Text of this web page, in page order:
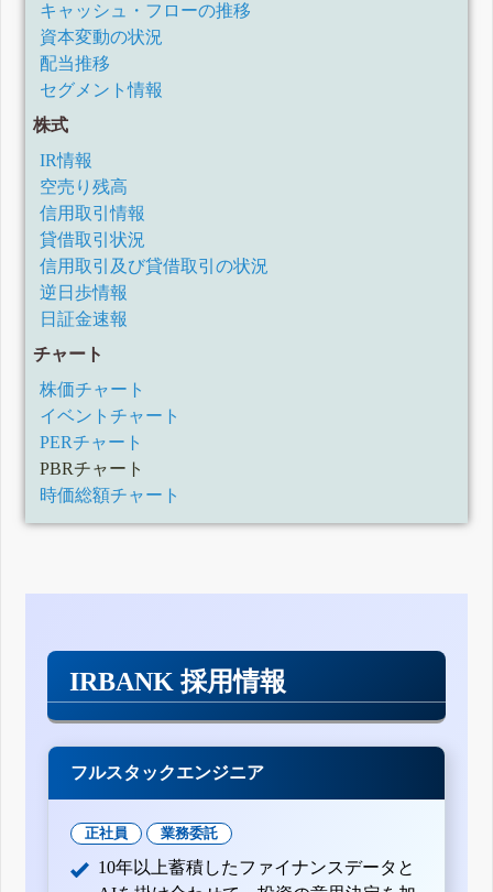
キャッシュ・フローの推移
資本変動の状況
配当推移
セグメント情報
株式
IR情報
空売り残高
信用取引情報
貸借取引状況
信用取引及び貸借取引の状況
逆日歩情報
日証金速報
チャート
株価チャート
イベントチャート
PERチャート
PBRチャート
時価総額チャート
IRBANK 採用情報
フルスタックエンジニア
正社員 業務委託
10年以上蓄積したファイナンスデータと